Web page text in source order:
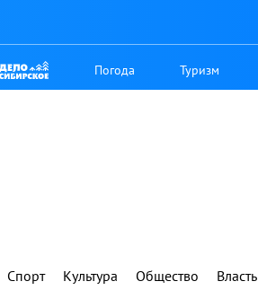
Погода Туризм
Спорт Культура Общество Власть